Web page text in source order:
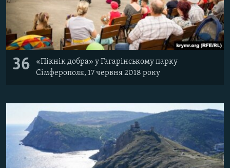
36
«Пікнік добра» у Гагарінському парку
Сімферополя, 17 червня 2018 року